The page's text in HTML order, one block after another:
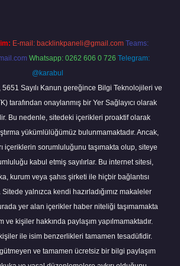
E-mail: backlinkpaneli@gmail.com Teams:
Whatsapp: 0262 606 0 726 Telegram:
@karabul
5651 Sayılı Kanun gereğince Bilgi Teknolojileri ve
tarafından onaylanmış bir Yer Sağlayıcı olarak
Bu nedenle, sitedeki içerikleri proaktif olarak
yükümlülüğümüz bulunmamaktadır. Ancak,
içeriklerin sorumluluğunu taşımakta olup, siteye
kabul etmiş sayılırlar. Bu internet sitesi,
kurum veya şahıs şirketi ile hiçbir bağlantısı
yalnızca kendi hazırladığımız makaleler
yer alan içerikler haber niteliği taşımamakta
ve kişiler hakkında paylaşım yapılmamaktadır.
ile isim benzerlikleri tamamen tesadüfidir.
ve tamamen ücretsiz bir bilgi paylaşım